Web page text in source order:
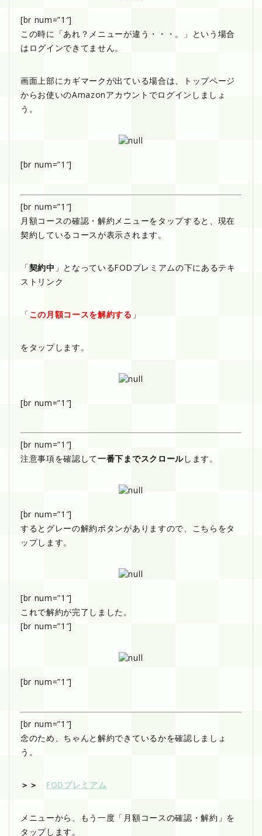
[br num=”1″]
この時に「あれ？メニューが違う・・・。」という場合
はログインできてません。
画面上部にカギマークが出ている場合は、トップページ
からお使いのAmazonアカウントでログインしましょ
う。
[br num=”1″]
[br num=”1″]
月額コースの確認・解約メニューをタップすると、現在
契約しているコースが表示されます。
「契約中 」となっているFODプレミアムの下にあるテキ
ストリンク
「この月額コースを解約する 」
をタップします。
[br num=”1″]
[br num=”1″]
注意事項を確認して一番下までスクロールします。
[br num=”1″]
するとグレーの解約ボタンがありますので、こちらをタ
ップします。
[br num=”1″]
これで解約が完了しました。
[br num=”1″]
[br num=”1″]
[br num=”1″]
念のため、ちゃんと解約できているかを確認しましょ
う。
＞＞ FODプレミアム
メニューから、もう一度「月額コースの確認・解約」を
タップします。